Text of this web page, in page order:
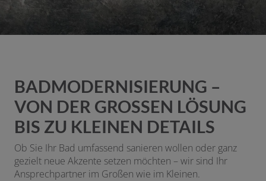
BADMODERNISIERUNG –
VON DER GROSSEN LÖSUNG B
IS ZU KLEINEN DETAILS
Ob Sie Ihr Bad umfassend sanieren wollen oder ganz
gezielt neue Akzente setzen möchten – wir sind Ihr
Ansprechpartner im Großen wie im Kleinen.